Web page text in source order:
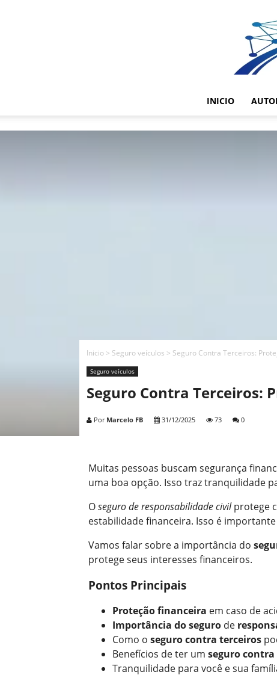
INICIO
Inicio > Seguro veículos > Seguro Contra Terceiros:
Seguro veículos
Seguro Contra Terceiros:
Por Marcelo FB 31/12/2025 73 0
Muitas pessoas buscam segurança
uma boa opção. Isso traz tranquilidade
Oseguro de responsabilidade civilprotege
estabilidade financeira. Isso é
Vamos falar sobre a importância do
protege seus interesses financeiros.
Pontos Principais
Proteção financeira em caso de
Importância do seguro de
Como o seguro contra terceiros
Benefícios de ter um seguro
Tranquilidade para você e sua